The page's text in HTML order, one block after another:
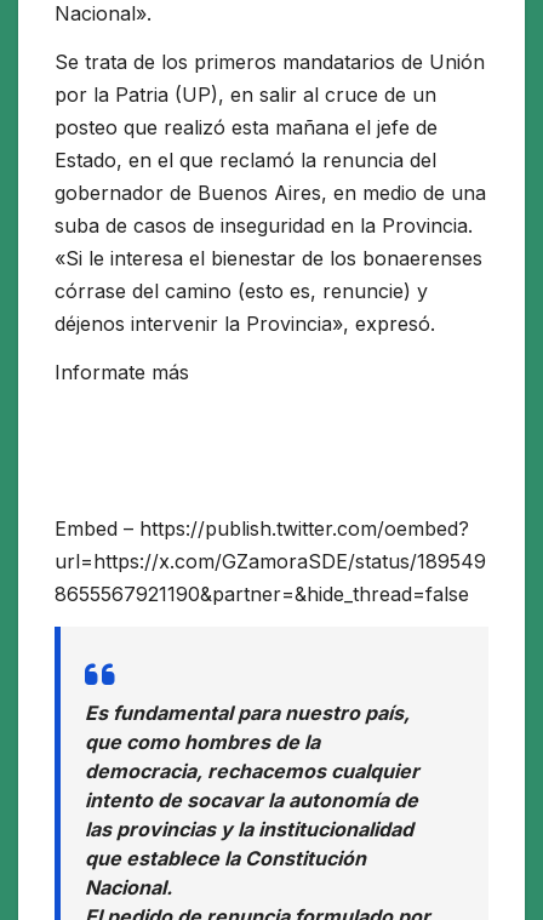
Nacional».
Se trata de los primeros mandatarios de Unión
por la Patria (UP), en salir al cruce de un
posteo que realizó esta mañana el jefe de
Estado, en el que reclamó la renuncia del
gobernador de Buenos Aires, en medio de una
suba de casos de inseguridad en la Provincia.
«Si le interesa el bienestar de los bonaerenses
córrase del camino (esto es, renuncie) y
déjenos intervenir la Provincia», expresó.
Informate más
Embed – https://publish.twitter.com/oembed?
url=https://x.com/GZamoraSDE/status/189549
8655567921190&partner=&hide_thread=false
Es fundamental para nuestro país,
que como hombres de la
democracia, rechacemos cualquier
intento de socavar la autonomía de
las provincias y la institucionalidad
que establece la Constitución
Nacional.